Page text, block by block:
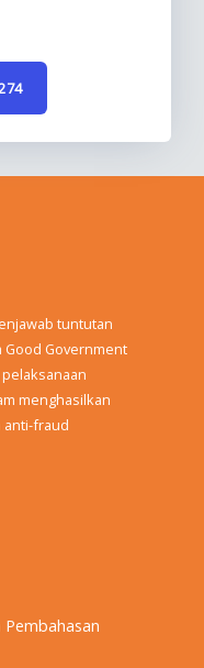
tuntutan
Government
menghasilkan
fraud